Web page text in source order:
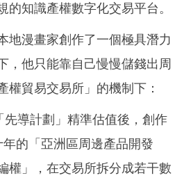
的知識產權數字化交易平台。
地漫畫家創作了一個極具潛力
，他只能靠自己慢慢儲錢出周
權貿易交易所」的機制下：
先導計劃」精準估值後，創作
的「亞洲區周邊產品開發
權」，在交易所拆分成若干數